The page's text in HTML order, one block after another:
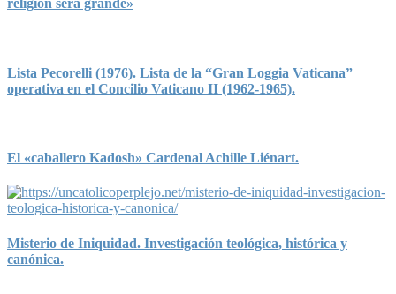
religión será grande»
Lista Pecorelli (1976). Lista de la “Gran Loggia Vaticana”
operativa en el Concilio Vaticano II (1962-1965).
El «caballero Kadosh» Cardenal Achille Liénart.
Misterio de Iniquidad. Investigación teológica, histórica y
canónica.